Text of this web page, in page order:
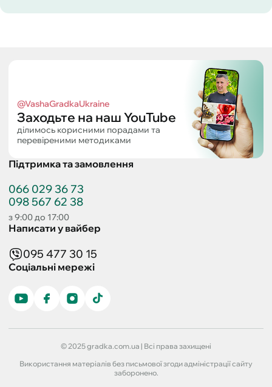
@VashaGradkaUkraine
Заходьте на наш YouTube
ділимось корисними порадами та
перевіреними методиками
Підтримка та замовлення
066 029 36 73
098 567 62 38
з 9:00 до 17:00
Написати у вайбер
095 477 30 15
Соціальні мережі
© 2025 gradka.com.ua | Всі права захищені
Використання матеріалів без письмової згоди адміністрації сайту
заборонено.